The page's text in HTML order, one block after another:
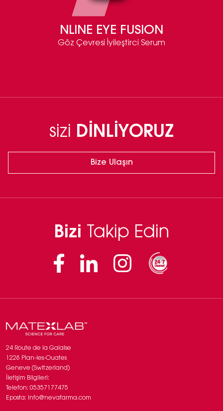
NLINE EYE FUSION
Göz Çevresi İyileştirci Serum
sizi DİNLİYORUZ
Bize Ulaşın
Bizi Takip Edin
FacebookLinkedin Instagram
24 Route de la Galaise
1228 Plan-les-Ouates
Geneve (Switzerland)
İletişim Bilgileri:
Telefon: 05357177475
Eposta: info@nevafarma.com